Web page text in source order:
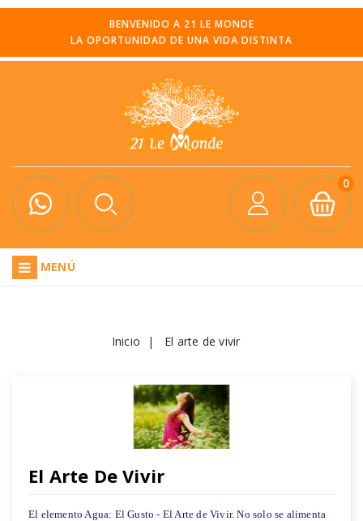
BENVENIDO A 21 LE MONDE
LA OPORTUNIDAD DE UNA VIDA DISTINTA
0
MENÚ
Inicio El arte de vivir
El Arte De Vivir
El elemento Agua: El Gusto - El Arte de Vivir. No solo se alimenta